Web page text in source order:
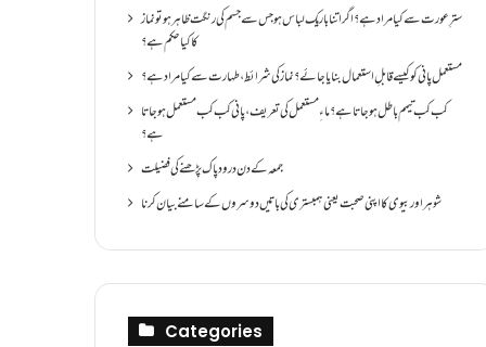
سترِ عورت سے کیا مراد ہے؟اگر اتنا باریک لباس ہو جس سے جسم کی رنگت ظاہر ہو تو نماز
کا کیا حکم ہے؟
مستعمل پانی کو کیسے قابلِ استعمال بنایا جائے؟ نماز کی شرائط ،طہارت سے کیا مراد ہے؟
کب کب تیمم باطل ہو جاتا ہے؟ ماءِ مستعمل کی تعریف ،پانی کب کب مستعمل ہو جاتا
ہے؟
جمعہ کے دن درود پاک پڑھنے کی فضیلت
شوہر اور بیوی کا اپنی صحبت یعنی ہمبستری کی باتیں دوسروں کے سامنے بیان کرنا
Categories